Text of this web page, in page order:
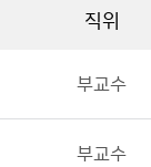
직위
부교수
부교수